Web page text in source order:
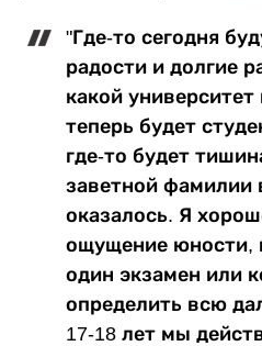
"Где-то сегодня
радости и долгие
какой
теперь будет
где-то будет
заветной фамилии
оказалось. Я
ощущение юности,
один экзамен или
определить всю
17-18 лет мы